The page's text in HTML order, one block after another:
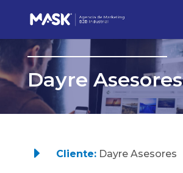
Dayre Asesores
E Cliente:Dayre Asesores